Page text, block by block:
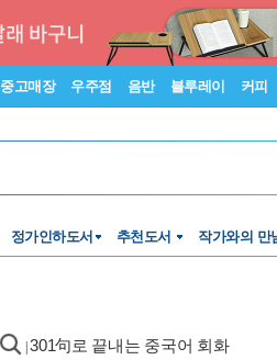
중고매장 우주점 음반 블루레이 커피
정가인하도서 추천도서 작가와의 만
|301句로 끝내는 중국어 회화